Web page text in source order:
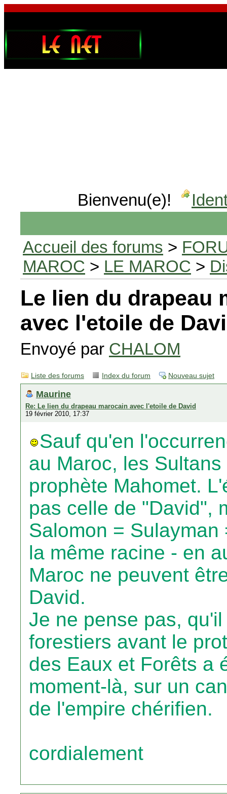
Bienvenu(e)!
Accueil des forums >
MAROC > LE MAROC >
Le lien du drapeau
avec l'etoile de
Envoyé par CHALOM
Liste des forums Index du forum Nouveau sujet
Maurine
Re: Le lien du drapeau marocain avec l'etoile de David
19 février 2010, 17:37
Sauf qu'en
au Maroc, les
prophète Mahomet.
pas celle de "David",
Salomon =
la même racine - en
Maroc ne peuvent
David.
Je ne pense pas,
forestiers avant le
des Eaux et Forêts a
moment-là, sur un
de l'empire chérifien.
cordialement